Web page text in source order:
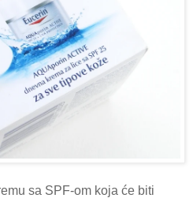
sa SPF-om koja će biti